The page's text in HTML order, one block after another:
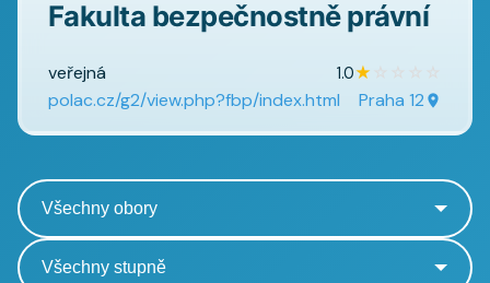
Fakulta bezpečnostně právní
veřejná 1.0★
polac.cz/g2/view.php?fbp/index.html Praha 12